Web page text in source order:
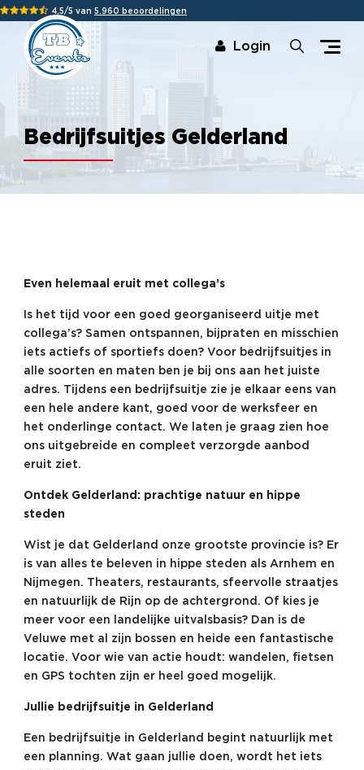
4,5/5 van 5.960 beoordelingen
Login
Bedrijfsuitjes Gelderland
Even helemaal eruit met collega’s
Is het tijd voor een goed georganiseerd uitje met
collega’s? Samen ontspannen, bijpraten en misschien
iets actiefs of sportiefs doen? Voor bedrijfsuitjes in
alle soorten en maten ben je bij ons aan het juiste
adres. Tijdens een bedrijfsuitje zie je elkaar eens van
een hele andere kant, goed voor de werksfeer en
het onderlinge contact. We laten je graag zien hoe
ons uitgebreide en compleet verzorgde aanbod
eruit ziet.
Ontdek Gelderland: prachtige natuur en hippe
steden
Wist je dat Gelderland onze grootste provincie is? Er
is van alles te beleven in hippe steden als Arnhem en
Nijmegen. Theaters, restaurants, sfeervolle straatjes
en natuurlijk de Rijn op de achtergrond. Of kies je
meer voor een landelijke uitvalsbasis? Dan is de
Veluwe met al zijn bossen en heide een fantastische
locatie. Voor wie van actie houdt: wandelen, fietsen
en GPS tochten zijn er heel goed mogelijk.
Jullie bedrijfsuitje in Gelderland
Een bedrijfsuitje in Gelderland begint natuurlijk met
een planning. Wat gaan jullie doen, wordt het iets